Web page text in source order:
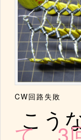
CW回路失敗
こう
て、3